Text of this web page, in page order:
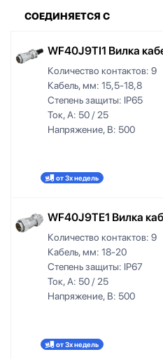
СОЕДИНЯЕТСЯ С
WF40J9TI1 Вилка
Количество контактов: 9
Кабель, мм: 15,5-18,8
Степень защиты: IP65
Ток, А: 50 / 25
Напряжение, В: 500
от 3х недель
WF40J9TE1 Вилка
Количество контактов: 9
Кабель, мм: 18-20
Степень защиты: IP67
Ток, А: 50 / 25
Напряжение, В: 500
от 3х недель